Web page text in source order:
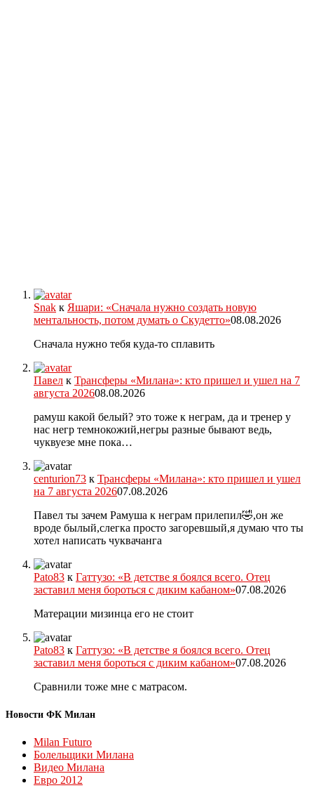
Snak к Яшари: «Сначала нужно создать новую
ментальность, потом думать о Скудетто»08.08.2026
Сначала нужно тебя куда-то сплавить
Павел к Трансферы «Милана»: кто пришел и ушел на 7
августа 202608.08.2026
рамуш какой белый? это тоже к неграм, да и тренер у
нас негр темнокожий,негры разные бывают ведь,
чуквуезе мне пока…
centurion73 к Трансферы «Милана»: кто пришел и ушел
на 7 августа 202607.08.2026
Павел ты зачем Рамуша к неграм прилепил🤣,он же
вроде былый,слегка просто загоревшый,я думаю что ты
хотел написать чуквачанга
Pato83 к Гаттузо: «В детстве я боялся всего. Отец
заставил меня бороться с диким кабаном»07.08.2026
Матерации мизинца его не стоит
Pato83 к Гаттузо: «В детстве я боялся всего. Отец
заставил меня бороться с диким кабаном»07.08.2026
Сравнили тоже мне с матрасом.
Новости ФК Милан
Milan Futuro
Болельщики Милана
Видео Милана
Евро 2012